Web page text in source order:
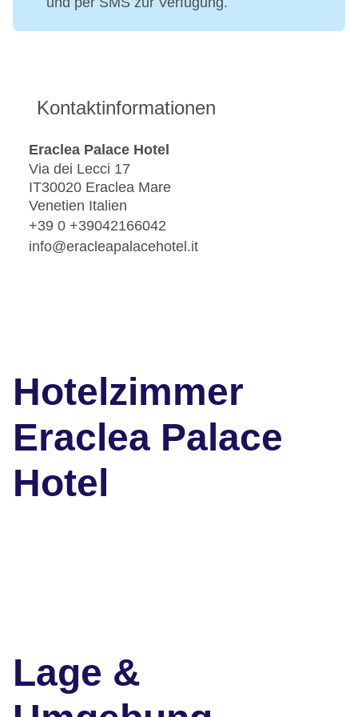
Kontaktinformationen
Eraclea Palace Hotel
Via dei Lecci 17
IT30020 Eraclea Mare
Venetien Italien
+39 0 +39042166042
info@eracleapalacehotel.it
Hotelzimmer
Eraclea Palace
Hotel
Lage &